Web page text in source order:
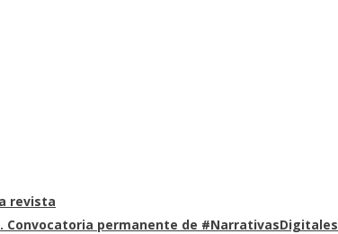
revista
Convocatoria permanente de #NarrativasDigitales